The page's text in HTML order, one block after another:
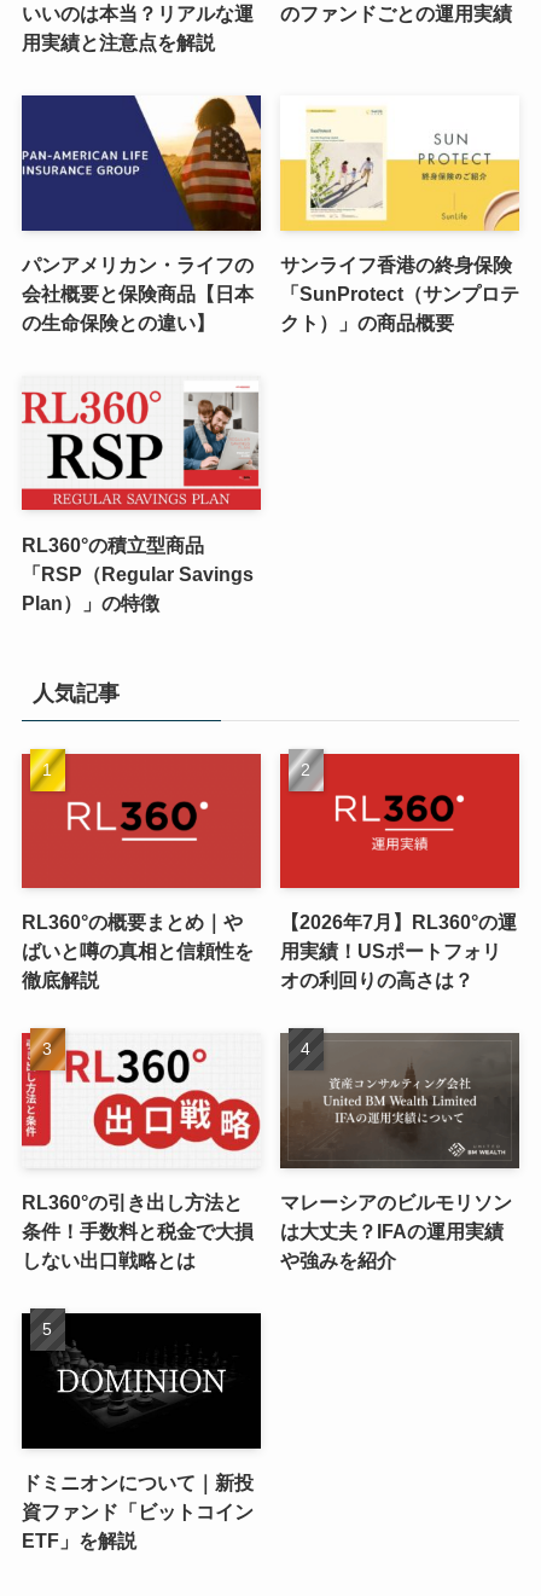
いいのは本当？リアルな運
用実績と注意点を解説
のファンドごとの運用実績
パンアメリカン・ライフの
会社概要と保険商品【日本
の生命保険との違い】
サンライフ香港の終身保険
「SunProtect（サンプロテ
クト）」の商品概要
RL360°の積立型商品
「RSP（Regular Savings
Plan）」の特徴
人気記事
RL360°の概要まとめ｜や
ばいと噂の真相と信頼性を
徹底解説
【2026年7月】RL360°の運
用実績！USポートフォリ
オの利回りの高さは？
RL360°の引き出し方法と
条件！手数料と税金で大損
しない出口戦略とは
マレーシアのビルモリソン
は大丈夫？IFAの運用実績
や強みを紹介
ドミニオンについて｜新投
資ファンド「ビットコイン
ETF」を解説